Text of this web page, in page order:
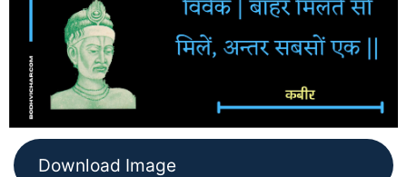
Download Image